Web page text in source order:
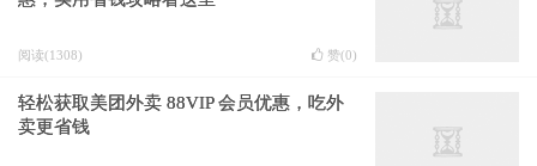
阅读(1308) 赞(0)
轻松获取美团外卖 88VIP 会员优惠，吃外
卖更省钱